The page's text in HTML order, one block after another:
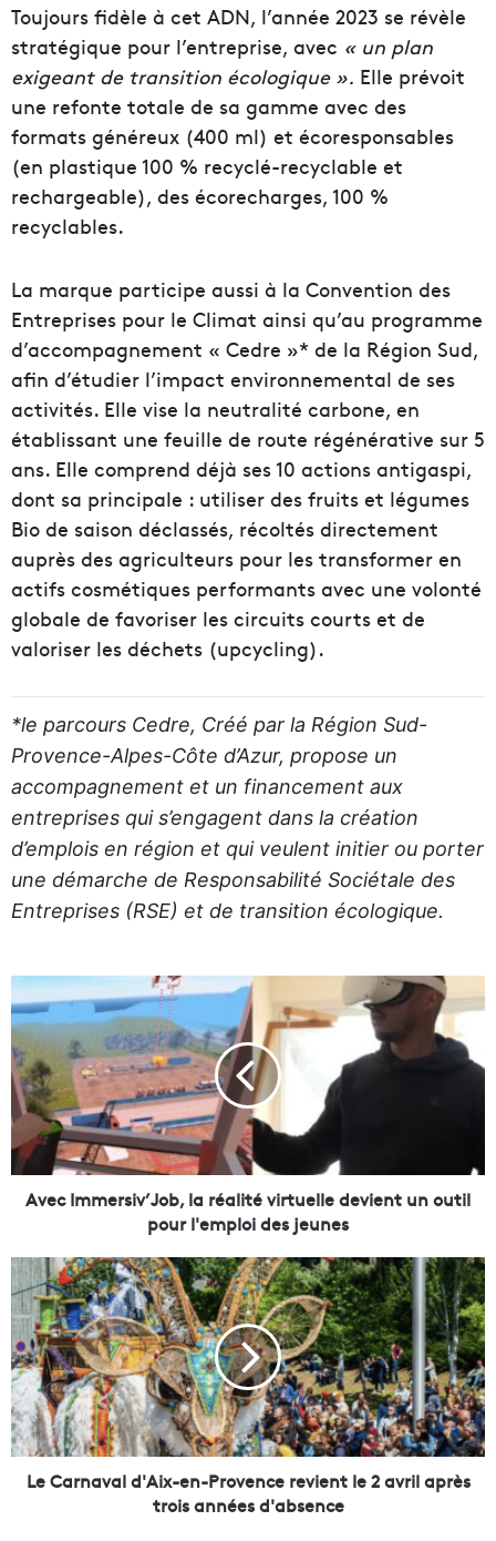
Toujours fidèle à cet ADN, l’année 2023 se révèle
stratégique pour l’entreprise, avec « un plan
exigeant de transition écologique ». Elle prévoit
une refonte totale de sa gamme avec des
formats généreux (400 ml) et écoresponsables
(en plastique 100 % recyclé-recyclable et
rechargeable), des écorecharges, 100 %
recyclables.
La marque participe aussi à la Convention des
Entreprises pour le Climat ainsi qu’au programme
d’accompagnement « Cedre »* de la Région Sud,
afin d’étudier l’impact environnemental de ses
activités. Elle vise la neutralité carbone, en
établissant une feuille de route régénérative sur 5
ans. Elle comprend déjà ses 10 actions antigaspi,
dont sa principale : utiliser des fruits et légumes
Bio de saison déclassés, récoltés directement
auprès des agriculteurs pour les transformer en
actifs cosmétiques performants avec une volonté
globale de favoriser les circuits courts et de
valoriser les déchets (upcycling).
*le parcours Cedre, Créé par la Région Sud-
Provence-Alpes-Côte d’Azur, propose un
accompagnement et un financement aux
entreprises qui s’engagent dans la création
d’emplois en région et qui veulent initier ou porter
une démarche de Responsabilité Sociétale des
Entreprises (RSE) et de transition écologique.
A
v
e
c
I
m
m
e
r
’
J
o
b
,
l
a
r
é
Avec Immersiv’Job, la réalité virtuelle devient un outil
pour l'emploi des jeunes
L
e
C
a
r
n
a
v
a
Le Carnaval d'Aix-en-Provence revient le 2 avril après
trois années d'absence